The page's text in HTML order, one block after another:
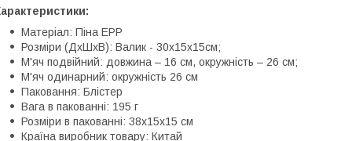
Матеріал: Піна EPP
Розміри (ДхШхВ): Валик - 30х15х15см;
М'яч подвійний: довжина – 16 см, окружність – 26 см;
М'яч одинарний: окружність 26 см
Паковання: Блістер
Вага в пакованні: 195 г
Розміри в пакованні: 38х15х15 см
Країна виробник товару: Китай